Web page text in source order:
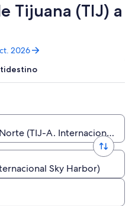
Tijuana (TIJ) a
2026
(TIJ-A. Internacional
Sky Harbor)